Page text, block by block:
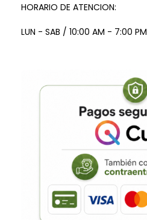
HORARIO DE ATENCION:
LUN - SAB / 10:00 AM - 7:00 PM